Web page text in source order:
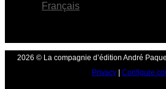
Français
2026 © La compagnie d’édition André
Privacy| Configure